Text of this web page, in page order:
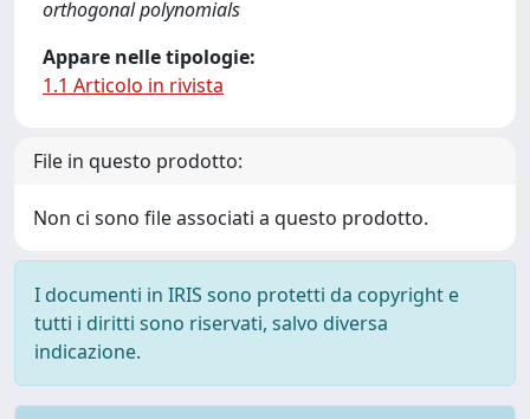
orthogonal polynomials
Appare nelle tipologie:
1.1 Articolo in rivista
File in questo prodotto:
Non ci sono file associati a questo prodotto.
I documenti in IRIS sono protetti da copyright e
tutti i diritti sono riservati, salvo diversa
indicazione.